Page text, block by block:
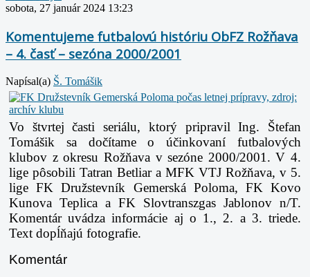
sobota, 27 január 2024 13:23
Komentujeme futbalovú históriu ObFZ Rožňava
– 4. časť – sezóna 2000/2001
Napísal(a) Š. Tomášik
Vo štvrtej časti seriálu, ktorý pripravil Ing. Štefan
Tomášik sa dočítame o účinkovaní futbalových
klubov z okresu Rožňava v sezóne 2000/2001. V 4.
lige pôsobili Tatran Betliar a MFK VTJ Rožňava, v 5.
lige FK Družstevník Gemerská Poloma, FK Kovo
Kunova Teplica a FK Slovtranszgas Jablonov n/T.
Komentár uvádza informácie aj o 1., 2. a 3. triede.
Text dopĺňajú fotografie.
Komentár